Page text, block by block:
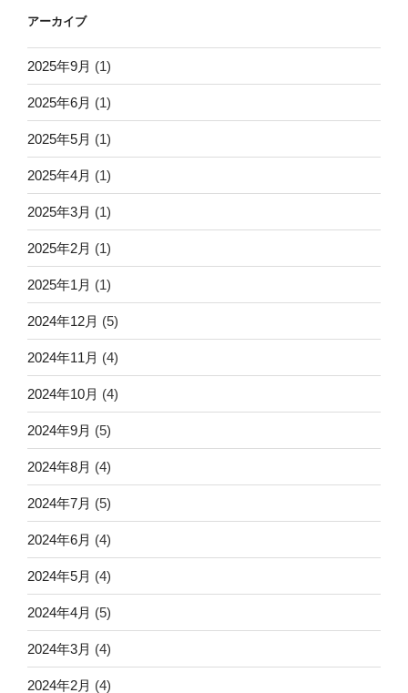
アーカイブ
2025年9月 (1)
2025年6月 (1)
2025年5月 (1)
2025年4月 (1)
2025年3月 (1)
2025年2月 (1)
2025年1月 (1)
2024年12月 (5)
2024年11月 (4)
2024年10月 (4)
2024年9月 (5)
2024年8月 (4)
2024年7月 (5)
2024年6月 (4)
2024年5月 (4)
2024年4月 (5)
2024年3月 (4)
2024年2月 (4)